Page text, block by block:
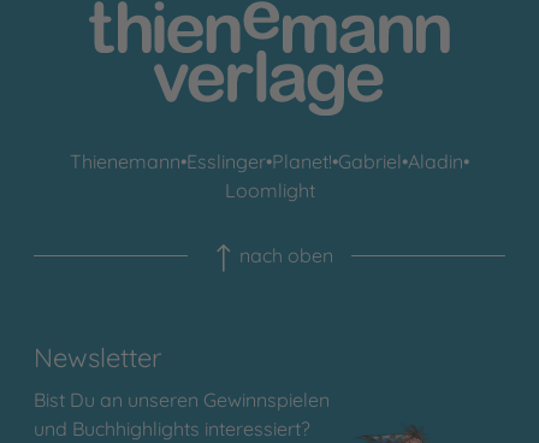
Thienemann•Esslinger•Planet!•Gabriel•Aladin•
Loomlight
nach oben
Newsletter
Bist Du an unseren Gewinnspielen
und Buchhighlights interessiert?